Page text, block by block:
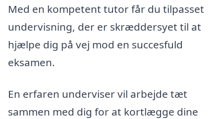
Med en kompetent tutor får du tilpasset
undervisning, der er skræddersyet til at
hjælpe dig på vej mod en succesfuld
eksamen.
En erfaren underviser vil arbejde tæt
sammen med dig for at kortlægge dine